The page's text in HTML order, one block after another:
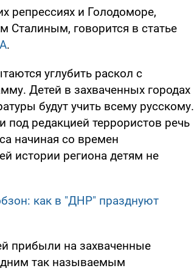
репрессиях и Голодоморе,
говорится в статье
.
углубить раскол с
Детей в захваченных городах
будут учить всему русскому.
под редакцией террористов речь
начиная со времен
истории региона детям не
как в "ДНР" празднуют
прибыли на захваченные
так называемым